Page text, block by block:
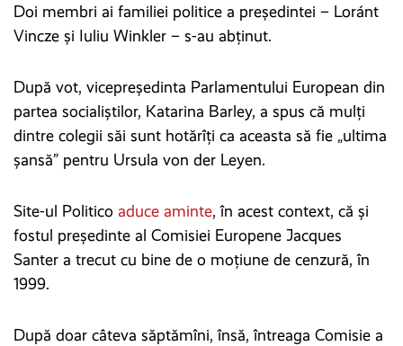
Doi membri ai familiei politice a președintei – Loránt
Vincze și Iuliu Winkler – s-au abținut.
După vot, vicepreședinta Parlamentului European din
partea socialiștilor, Katarina Barley, a spus că mulți
dintre colegii săi sunt hotărîți ca aceasta să fie „ultima
șansă” pentru Ursula von der Leyen.
Site-ul Politico aduce aminte, în acest context, că și
fostul președinte al Comisiei Europene Jacques
Santer a trecut cu bine de o moțiune de cenzură, în
1999.
După doar câteva săptămîni, însă, întreaga Comisie a